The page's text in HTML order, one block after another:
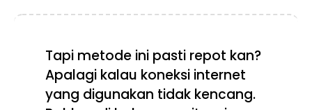
Tapi metode ini pasti repot kan?
Apalagi kalau koneksi internet
yang digunakan tidak kencang.